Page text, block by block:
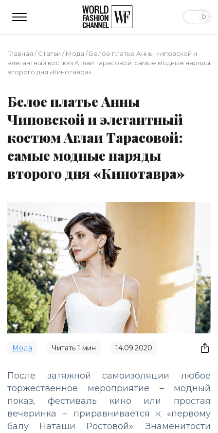
Главная /Статьи /Мода /Белое платье Анны Чиповской и
элегантный костюм Аглаи Тарасовой: самые модные наряды
второго дня «Кинотавра»
Белое платье Анны
Чиповской и элегантный
костюм Аглаи Тарасовой:
самые модные наряды
второго дня «Кинотавра»
Мода Читать 1 мин 14.09.2020
После затяжной самоизоляции любое
торжественное мероприятие – модный
показ, фестиваль кино или простая
вечеринка – приравнивается к «первому
балу Наташи Ростовой». Знаменитости